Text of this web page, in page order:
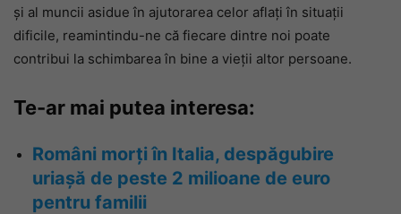
și al muncii asidue în ajutorarea celor aflați în situații
dificile, reamintindu-ne că fiecare dintre noi poate
contribui la schimbarea în bine a vieții altor persoane.
Te-ar mai putea interesa:
Români morți în Italia, despăgubire
uriașă de peste 2 milioane de euro
pentru familii